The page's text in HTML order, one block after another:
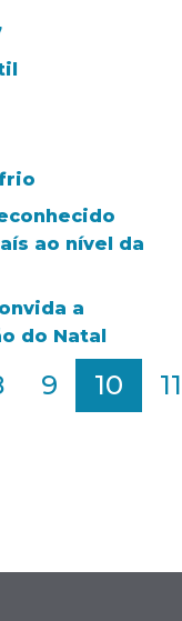
ao nível da
a
do Natal
9 10 11